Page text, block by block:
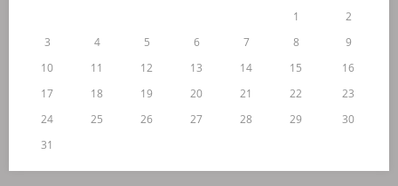
1
2
3
4 5 6 7 8
9
10
11 12 13 14 15
16
17
18 19 20 21 22
23
24
25 26 27 28 29
30
31